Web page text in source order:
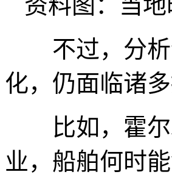
资料图：当
不过，分析
化，仍面临诸多
比如，霍尔
业，船舶何时